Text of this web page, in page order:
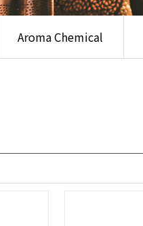
Aroma Chemical